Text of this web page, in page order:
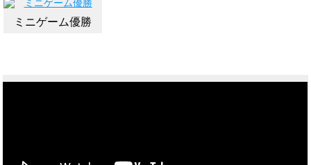
ミニゲーム優勝